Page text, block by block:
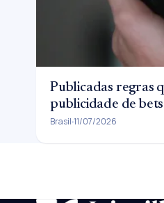
Publicadas regras
publicidade de
Brasil 11/07/2026